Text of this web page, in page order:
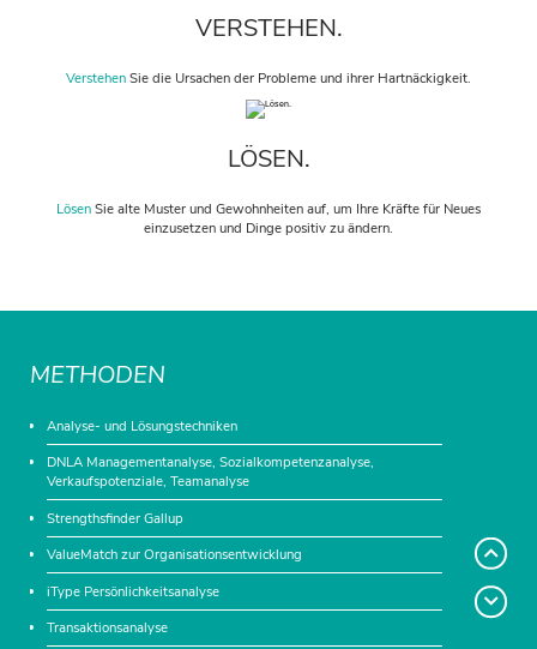
VERSTEHEN.
VerstehenSie die Ursachen der Probleme und ihrer Hartnäckigkeit.
LÖSEN.
LösenSie alte Muster und Gewohnheiten auf, um Ihre Kräfte für Neues
einzusetzen und Dinge positiv zu ändern.
METHODEN
Analyse- und Lösungstechniken
DNLA Managementanalyse, Sozialkompetenzanalyse,
Verkaufspotenziale, Teamanalyse
Strengthsfinder Gallup
ValueMatch zur Organisationsentwicklung
iType Persönlichkeitsanalyse
Transaktionsanalyse